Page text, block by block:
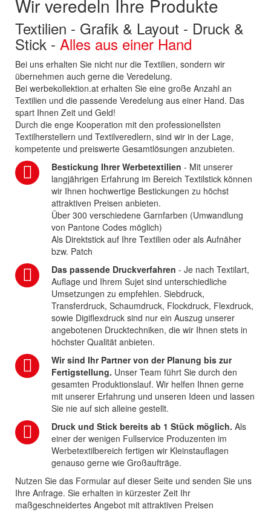
Wir veredeln Ihre Produkte
Textilien - Grafik & Layout - Druck &
Stick - Alles aus einer Hand
Bei uns erhalten Sie nicht nur die Textilien, sondern wir
übernehmen auch gerne die Veredelung.
Bei werbekollektion.at erhalten Sie eine große Anzahl an
Textilien und die passende Veredelung aus einer Hand. Das
spart Ihnen Zeit und Geld!
Durch die enge Kooperation mit den professionellsten
Textilherstellern und Textilveredlern, sind wir in der Lage,
kompetente und preiswerte Gesamtlösungen anzubieten.
Bestickung Ihrer Werbetextilien - Mit unserer
langjährigen Erfahrung im Bereich Textilstick können
wir Ihnen hochwertige Bestickungen zu höchst
attraktiven Preisen anbieten.
Über 300 verschiedene Garnfarben (Umwandlung
von Pantone Codes möglich)
Als Direktstick auf Ihre Textilien oder als Aufnäher
bzw. Patch
Das passende Druckverfahren - Je nach Textilart,
Auflage und Ihrem Sujet sind unterschiedliche
Umsetzungen zu empfehlen. Siebdruck,
Transferdruck, Schaumdruck, Flockdruck, Flexdruck,
sowie Digiflexdruck sind nur ein Auszug unserer
angebotenen Drucktechniken, die wir Ihnen stets in
höchster Qualität anbieten.
Wir sind Ihr Partner von der Planung bis zur
Fertigstellung. Unser Team führt Sie durch den
gesamten Produktionslauf. Wir helfen Ihnen gerne
mit unserer Erfahrung und unseren Ideen und lassen
Sie nie auf sich alleine gestellt.
Druck und Stick bereits ab 1 Stück möglich. Als
einer der wenigen Fullservice Produzenten im
Werbetextilbereich fertigen wir Kleinstauflagen
genauso gerne wie Großaufträge.
Nutzen Sie das Formular auf dieser Seite und senden Sie uns
Ihre Anfrage. Sie erhalten in kürzester Zeit Ihr
maßgeschneidertes Angebot mit attraktiven Preisen